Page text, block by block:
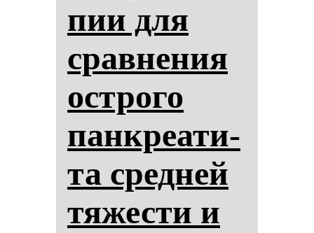
пии для
срав­не­ния
ос­тро­го
пан­кре­ати­
та сред­ней
тя­жес­ти и